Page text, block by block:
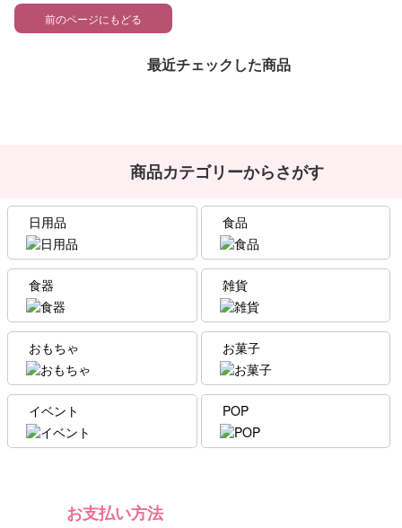
前のページにもどる
最近チェックした商品
商品カテゴリーからさがす
日用品 食品
食器 雑貨
おもちゃ お菓子
イベント POP
お支払い方法